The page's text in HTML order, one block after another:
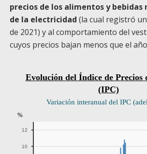
precios de los alimentos y bebidas
de la electricidad (la cual registró
de 2021) y al comportamiento del
cuyos precios bajan menos que el